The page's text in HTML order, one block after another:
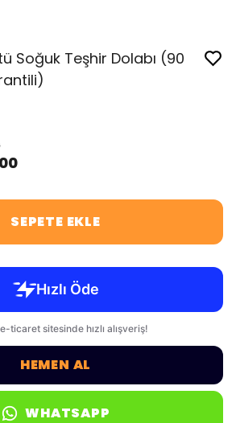
Soğuk Teşhir Dolabı (90
SEPETE EKLE
HEMEN AL
WHATSAPP